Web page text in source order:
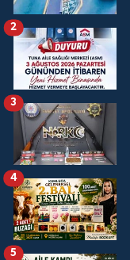
2
3
4
5